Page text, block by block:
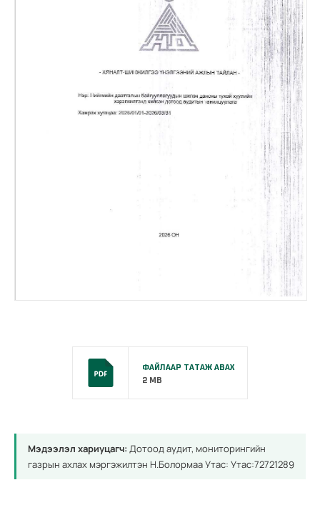
ФАЙЛААР ТАТАЖ АВАХ
2 MB
Мэдээлэл хариуцагч: Дотоод аудит, мониторингийн
газрын ахлах мэргэжилтэн Н.Болормаа Утас: Утас:72721289